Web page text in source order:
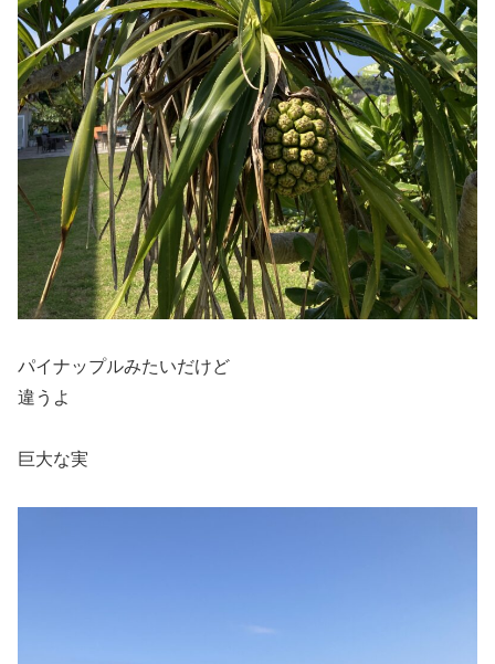
パイナップルみたいだけど
違うよ
巨大な実